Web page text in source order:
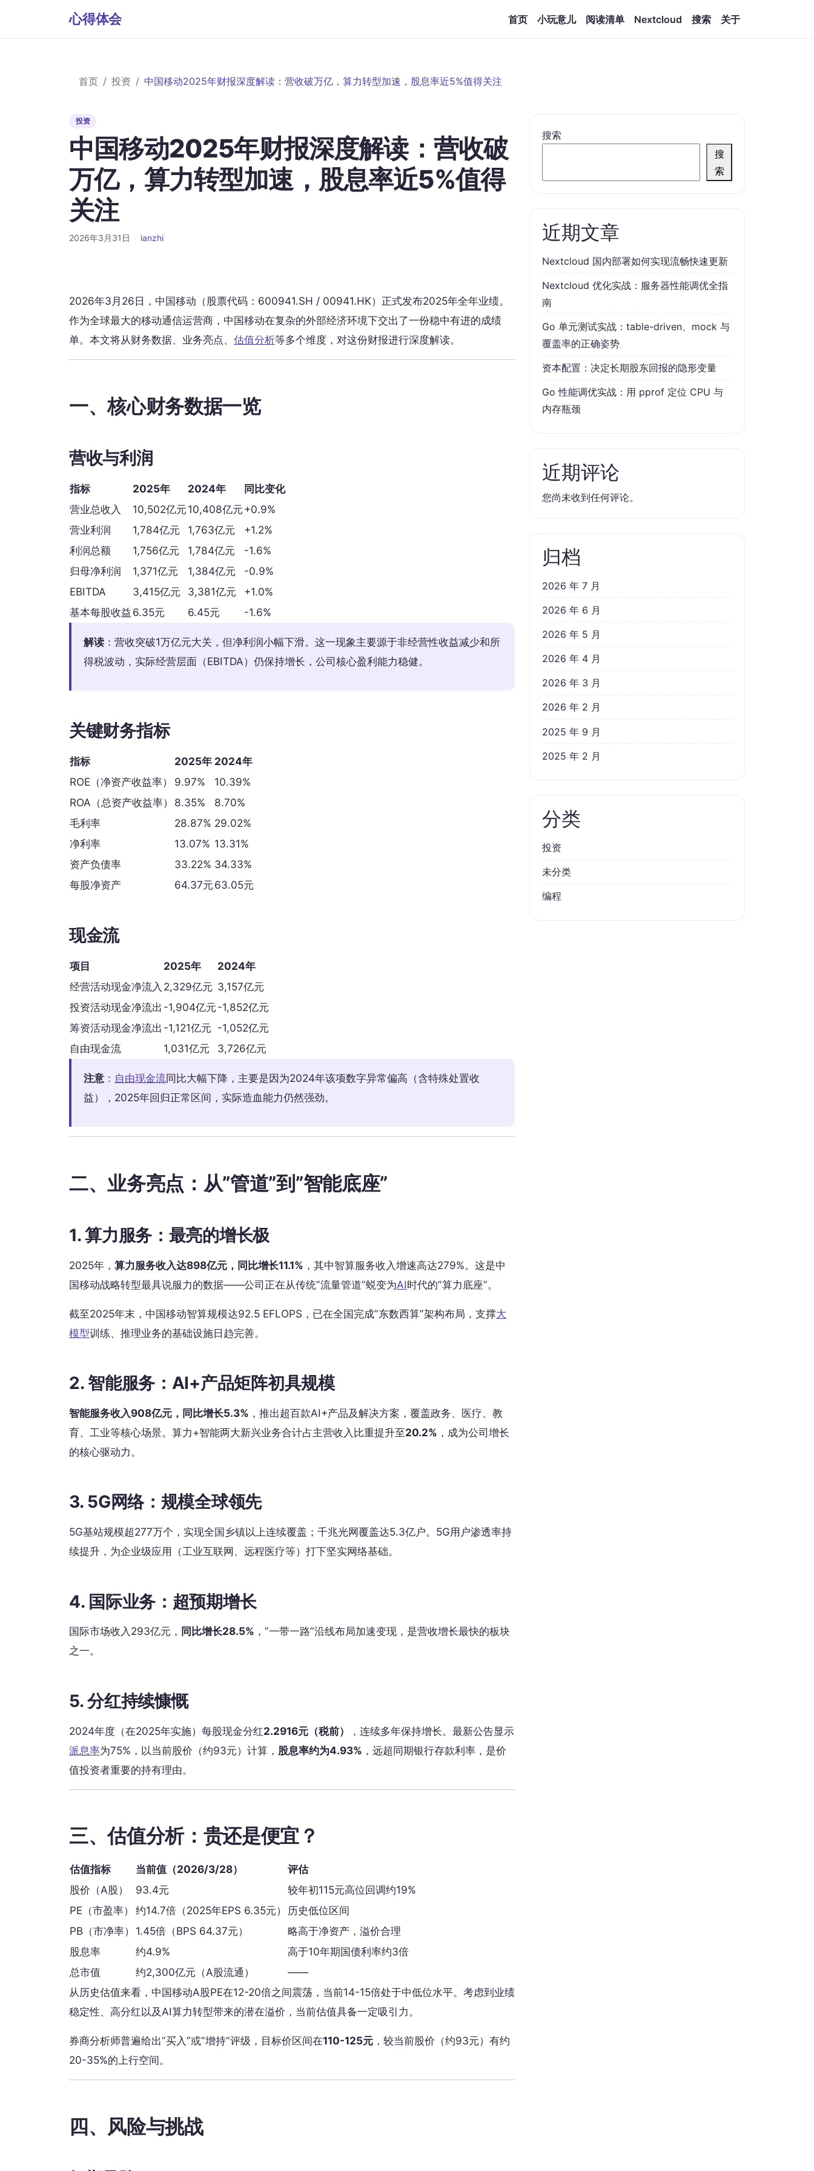
心得体会 首页 小玩意儿 阅读清单 Nextcloud 搜索 关于
首页 投资 中国移动2025年财报深度解读：营收破万亿，算力转型加速，股息率近5%值得关注
投资
中国移动2025年财报深度解读：营收破
万亿，算力转型加速，股息率近5%值得
关注
2026年3月31日 ianzhi
2026年3月26日，中国移动（股票代码：600941.SH / 00941.HK）正式发布2025年全年业绩。
作为全球最大的移动通信运营商，中国移动在复杂的外部经济环境下交出了一份稳中有进的成绩
单。本文将从财务数据、业务亮点、 估值分析等多个维度，对这份财报进行深度解读。
一、核心财务数据一览
营收与利润
指标 2025年 2024年
同比变化
营业总收入
10,502亿元10,408亿元+0.9%
营业利润
1,784亿元 1,763亿元
+1.2%
利润总额
1,756亿元 1,784亿元
-1.6%
归母净利润
1,371亿元 1,384亿元
-0.9%
EBITDA
3,415亿元 3,381亿元
+1.0%
基本每股收益6.35元 6.45元 -1.6%
解读 ：营收突破1万亿元大关，但净利润小幅下滑。这一现象主要源于非经营性收益减少和所
得税波动，实际经营层面（EBITDA）仍保持增长，公司核心盈利能力稳健。
关键财务指标
指标 2025年 2024年
ROE（净资产收益率）
9.97%
10.39%
ROA（总资产收益率）
8.35%
8.70%
毛利率
28.87% 29.02%
净利率
13.07% 13.31%
资产负债率
33.22% 34.33%
每股净资产
64.37元63.05元
现金流
项目 2025年
2024年
经营活动现金净流入 2,329亿元 3,157亿元
投资活动现金净流出 -1,904亿元-1,852亿元
筹资活动现金净流出 -1,121亿元 -1,052亿元
自由现金流
1,031亿元 3,726亿元
注意 ： 自由现金流同比大幅下降，主要是因为2024年该项数字异常偏高（含特殊处置收
益），2025年回归正常区间，实际造血能力仍然强劲。
二、业务亮点：从”管道”到”智能底座”
1. 算力服务：最亮的增长极
2025年， 算力服务收入达898亿元，同比增长11.1% ，其中智算服务收入增速高达279%。这是中
国移动战略转型最具说服力的数据——公司正在从传统”流量管道”蜕变为AI时代的”算力底座”。
截至2025年末，中国移动智算规模达92.5 EFLOPS，已在全国完成”东数西算”架构布局，支撑大
模型训练、推理业务的基础设施日趋完善。
2. 智能服务：AI+产品矩阵初具规模
智能服务收入908亿元，同比增长5.3% ，推出超百款AI+产品及解决方案，覆盖政务、医疗、教
育、工业等核心场景。算力+智能两大新兴业务合计占主营收入比重提升至20.2% ，成为公司增长
的核心驱动力。
3. 5G网络：规模全球领先
5G基站规模超277万个，实现全国乡镇以上连续覆盖；千兆光网覆盖达5.3亿户。5G用户渗透率持
续提升，为企业级应用（工业互联网、远程医疗等）打下坚实网络基础。
4. 国际业务：超预期增长
国际市场收入293亿元， 同比增长28.5% ，”一带一路”沿线布局加速变现，是营收增长最快的板块
之一。
5. 分红持续慷慨
2024年度（在2025年实施）每股现金分红2.2916元（税前）
，连续多年保持增长。最新公告显示
派息率为75%，以当前股价（约93元）计算， 股息率约为4.93% ，远超同期银行存款利率，是价
值投资者重要的持有理由。
三、估值分析：贵还是便宜？
估值指标 当前值（2026/3/28）
评估
股价（A股）
93.4元
较年初115元高位回调约19%
PE（市盈率）
约14.7倍（2025年EPS 6.35元）
历史低位区间
PB（市净率）
1.45倍（BPS 64.37元）
略高于净资产，溢价合理
股息率
约4.9%
高于10年期国债利率约3倍
总市值
约2,300亿元（A股流通）
——
从历史估值来看，中国移动A股PE在12-20倍之间震荡，当前14-15倍处于中低位水平。考虑到业绩
稳定性、高分红以及AI算力转型带来的潜在溢价，当前估值具备一定吸引力。
券商分析师普遍给出”买入”或”增持”评级，目标价区间在110-125元 ，较当前股价（约93元）有约
20-35%的上行空间。
四、风险与挑战
搜索
搜
索
近期文章
Nextcloud 国内部署如何实现流畅快速更新
Nextcloud 优化实战：服务器性能调优全指
南
Go 单元测试实战：table-driven、mock 与
覆盖率的正确姿势
资本配置：决定长期股东回报的隐形变量
Go 性能调优实战：用 pprof 定位 CPU 与
内存瓶颈
近期评论
您尚未收到任何评论。
归档
2026 年 7 月
2026 年 6 月
2026 年 5 月
2026 年 4 月
2026 年 3 月
2026 年 2 月
2025 年 9 月
2025 年 2 月
分类
投资
未分类
编程